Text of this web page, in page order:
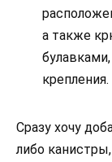
а также
Сразу хочу
либо